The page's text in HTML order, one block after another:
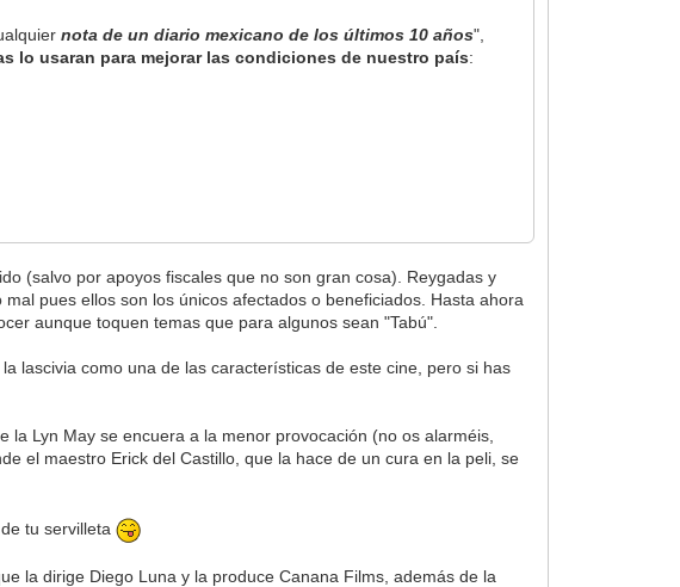
nota de un diario mexicano de los últimos 10 años",
lo usaran para mejorar las condiciones de nuestro país:
(salvo por apoyos fiscales que no son gran cosa). Reygadas y
pues ellos son los únicos afectados o beneficiados. Hasta ahora
aunque toquen temas que para algunos sean "Tabú".
lascivia como una de las características de este cine, pero si has
Lyn May se encuera a la menor provocación (no os alarméis,
el maestro Erick del Castillo, que la hace de un cura en la peli, se
de tu servilleta
la dirige Diego Luna y la produce Canana Films, además de la